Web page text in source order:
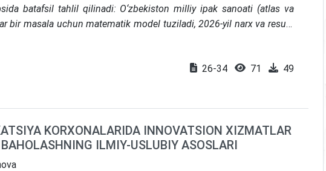
batafsil tahlil qilinadi: O‘zbekiston milliy ipak sanoati (atlas va
bir masala uchun matematik model tuziladi, 2026-yil narx va resurs
matematik optimal yechimi haqida. Maqola iqtisodiy qarorlar
amaliy qo‘llanishi va uning cheklovlarini ochib beradi.
26-34 71 49
KORXONALARIDA INNOVATSION XIZMATLAR
ILMIY-USLUBIY ASOSLARI